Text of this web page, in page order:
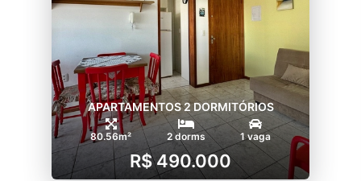
APARTAMENTOS 2 DORMITÓRIOS
80.56m² 2 dorms 1 vaga
R$ 490.000